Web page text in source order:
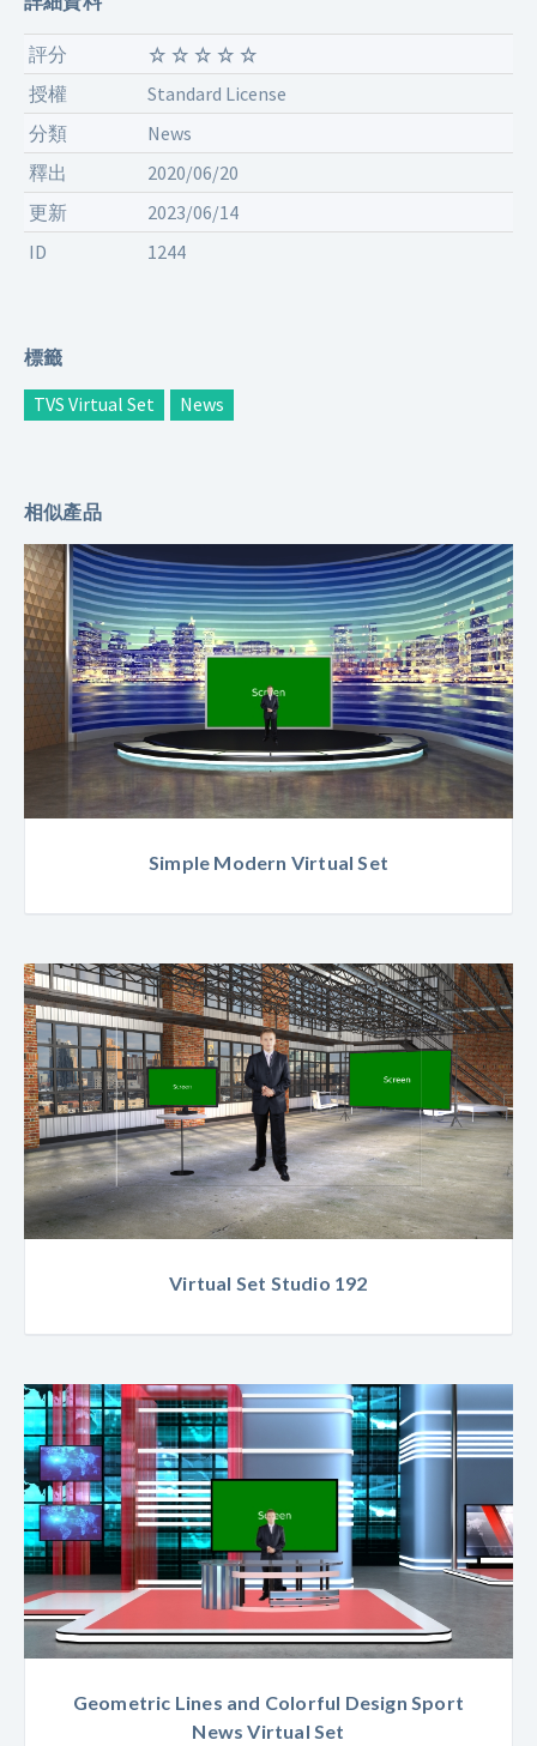
評分
授權
Standard License
分類
News
釋出
2020/06/20
更新
2023/06/14
ID
1244
標籤
TVS Virtual Set News
相似產品
Simple Modern Virtual Set
Virtual Set Studio 192
Geometric Lines and Colorful Design Sport
News Virtual Set